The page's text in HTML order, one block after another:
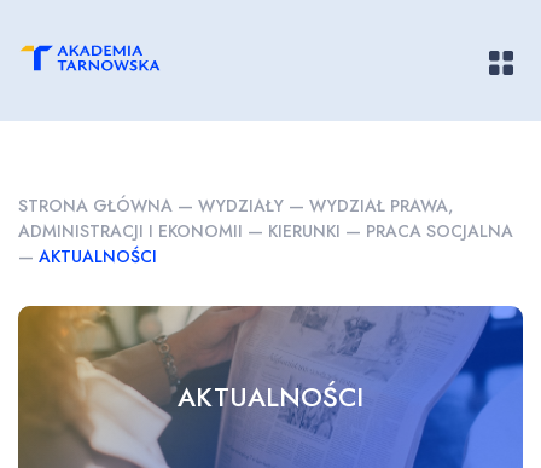
STRONA GŁÓWNA — WYDZIAŁY — WYDZIAŁ PRAWA,
ADMINISTRACJI I EKONOMII — KIERUNKI — PRACA SOCJALNA
— AKTUALNOŚCI
AKTUALNOŚCI